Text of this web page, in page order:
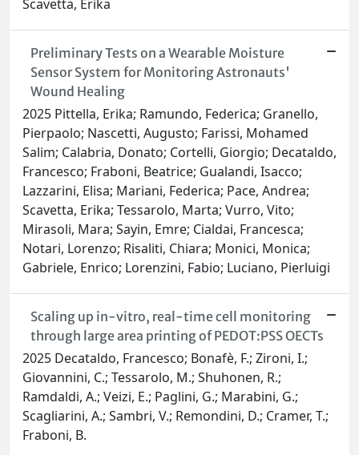
Scavetta, Erika
Preliminary Tests on a Wearable Moisture
Sensor System for Monitoring Astronauts'
Wound Healing
2025 Pittella, Erika; Ramundo, Federica; Granello,
Pierpaolo; Nascetti, Augusto; Farissi, Mohamed
Salim; Calabria, Donato; Cortelli, Giorgio; Decataldo,
Francesco; Fraboni, Beatrice; Gualandi, Isacco;
Lazzarini, Elisa; Mariani, Federica; Pace, Andrea;
Scavetta, Erika; Tessarolo, Marta; Vurro, Vito;
Mirasoli, Mara; Sayin, Emre; Cialdai, Francesca;
Notari, Lorenzo; Risaliti, Chiara; Monici, Monica;
Gabriele, Enrico; Lorenzini, Fabio; Luciano, Pierluigi
Scaling up in-vitro, real-time cell monitoring
through large area printing of PEDOT:PSS OECTs
2025 Decataldo, Francesco; Bonafè, F.; Zironi, I.;
Giovannini, C.; Tessarolo, M.; Shuhonen, R.;
Ramdaldi, A.; Veizi, E.; Paglini, G.; Marabini, G.;
Scagliarini, A.; Sambri, V.; Remondini, D.; Cramer, T.;
Fraboni, B.